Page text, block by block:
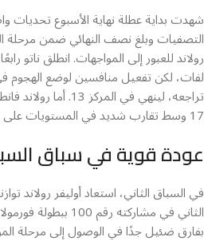
شهدت بداية عطلة نهاية الأسبوع تحديات
التصفيات وبلغ نصف النهائي ضمن مرحلة
رولاند للعبور إلى المواجهات. انطلق ناتو
لفات، لكن تفعيل منافسين لوضع
17 وسط تقارب شديد في المستويات على الحلبة.
عودة قوية في سباق
في السباق الثاني، استعاد أوليفر رولاند
الثاني في مشاركته
بفارق ضئيل جدًا في الوصول إلى مرحلة